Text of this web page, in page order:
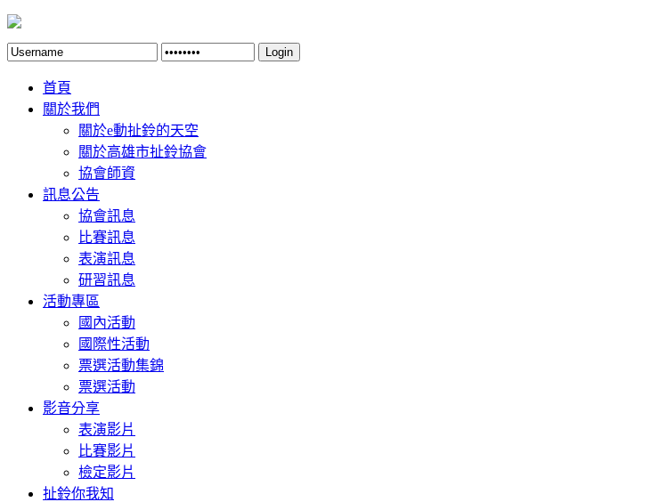
Login
首頁
關於我們
關於e動扯鈴的天空
關於高雄市扯鈴協會
協會師資
訊息公告
協會訊息
比賽訊息
表演訊息
研習訊息
活動專區
國內活動
國際性活動
票選活動集錦
票選活動
影音分享
表演影片
比賽影片
檢定影片
扯鈴你我知